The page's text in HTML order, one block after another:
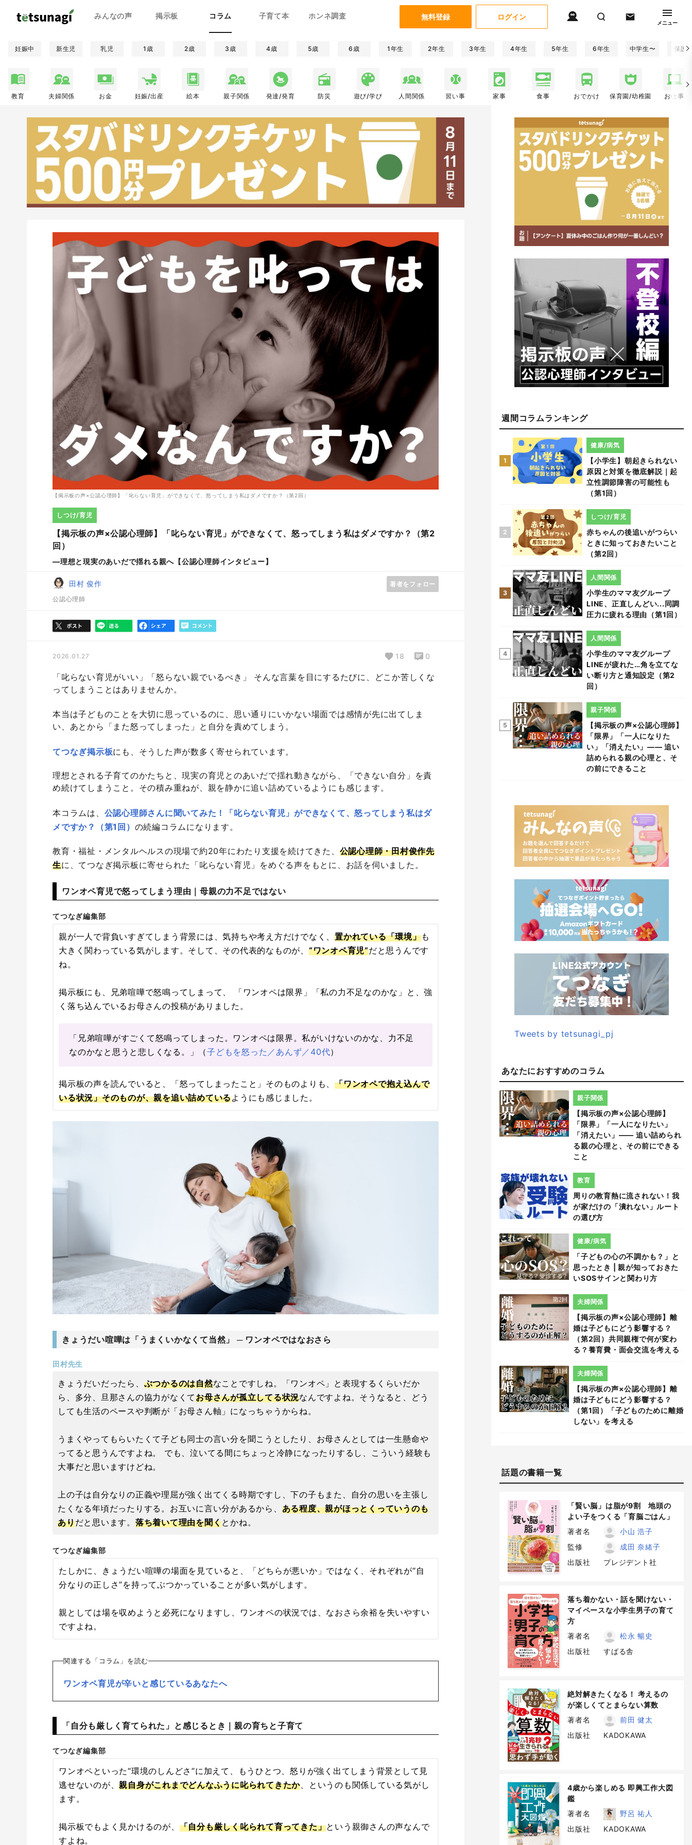
みんなの声 掲示板 コラム 子育て本 ホンネ調査 無料登録 ログイン
メニュー
妊娠中 新生児 乳児 1歳 2歳 3歳 4歳 5歳 6歳 1年生 2年生 3年生 4年生 5年生 6年生 中学生〜 保護
教育 夫婦関係 お金 妊娠/出産 絵本 親子関係 発達/発育 防災 遊び/学び 人間関係 習い事 家事 食事 おでかけ 保育園/幼稚園 お仕事
【掲示板の声×公認心理師】「叱らない育児」ができなくて、怒ってしまう私はダメですか？（第2
回）
―理想と現実のあいだで揺れる親へ【公認心理師インタビュー】
しつけ/育児
田村 俊作
著者をフォロー
公認心理師
【掲示板の声×公認心理師】「叱らない育児」ができなくて、怒ってしまう私はダメですか？（第2回）
2026.01.27 18 0
「叱らない育児がいい」「怒らない親でいるべき」 そんな言葉を目にするたびに、どこか苦しくな
ってしまうことはありませんか。
本当は子どものことを大切に思っているのに、思い通りにいかない場面では感情が先に出てしま
い、あとから「また怒ってしまった」と自分を責めてしまう。
てつなぎ掲示板にも、そうした声が数多く寄せられています。
理想とされる子育てのかたちと、現実の育児とのあいだで揺れ動きながら、「できない自分」を責
め続けてしまうこと。その積み重ねが、親を静かに追い詰めているようにも感じます。
本コラムは、 公認心理師さんに聞いてみた！「叱らない育児」ができなくて、怒ってしまう私はダ
メですか？（第1回） の続編コラムになります。
教育・福祉・メンタルヘルスの現場で約20年にわたり支援を続けてきた、 公認心理師・田村俊作先
生に、てつなぎ掲示板に寄せられた「叱らない育児」をめぐる声をもとに、お話を伺いました。
ワンオペ育児で怒ってしまう理由｜母親の力不足ではない
てつなぎ編集部
親が一人で背負いすぎてしまう背景には、気持ちや考え方だけでなく、 置かれている「環境」も
大きく関わっている気がします。そして、その代表的なものが、 “ワンオペ育児”だと思うんです
ね。
掲示板にも、兄弟喧嘩で怒鳴ってしまって、 「ワンオペは限界」「私の力不足なのかな」と、強
く落ち込んでいるお母さんの投稿がありました。
「兄弟喧嘩がすごくて怒鳴ってしまった。ワンオペは限界。私がいけないのかな、力不足
なのかなと思うと悲しくなる。」（子どもを怒った／あんず／40代）
掲示板の声を読んでいると、「怒ってしまったこと」そのものよりも、 「ワンオペで抱え込んで
いる状況」そのものが、親を追い詰めているようにも感じました。
きょうだい喧嘩は「うまくいかなくて当然」 ─ ワンオペではなおさら
田村先生
きょうだいだったら、 ぶつかるのは自然なことですしね。「ワンオペ」と表現するくらいだか
ら、多分、旦那さんの協力がなくてお母さんが孤立してる状況なんですよね。そうなると、どう
しても生活のペースや判断が「お母さん軸」になっちゃうからね。
うまくやってもらいたくて子ども同士の言い分を聞こうとしたり、お母さんとしては一生懸命や
ってると思うんですよね。 でも、泣いてる間にちょっと冷静になったりするし、こういう経験も
大事だと思いますけどね。
上の子は自分なりの正義や理屈が強く出てくる時期ですし、下の子もまた、自分の思いを主張し
たくなる年頃だったりする。お互いに言い分があるから、 ある程度、親がほっとくっていうのも
ありだと思います。 落ち着いて理由を聞くとかね。
てつなぎ編集部
たしかに、きょうだい喧嘩の場面を見ていると、「どちらが悪いか」ではなく、それぞれが“自
分なりの正しさ”を持ってぶつかっていることが多い気がします。
親としては場を収めようと必死になりますし、ワンオペの状況では、なおさら余裕を失いやすい
ですよね。
関連する「コラム」を読む
ワンオペ育児が辛いと感じているあなたへ
「自分も厳しく育てられた」と感じるとき｜親の育ちと子育て
てつなぎ編集部
ワンオペといった“環境のしんどさ”に加えて、もうひとつ、怒りが強く出てしまう背景として見
逃せないのが、親自身がこれまでどんなふうに叱られてきたか、というのも関係している気がし
ます。
掲示板でもよく見かけるのが、 「自分も厳しく叱られて育ってきた」という親御さんの声なんで
すよね。
週間コラムランキング
1
【小学生】朝起きられない
原因と対策を徹底解説｜起
立性調節障害の可能性も
（第1回）
健康/病気
2
赤ちゃんの後追いがつらい
ときに知っておきたいこと
（第2回）
しつけ/育児
3
小学生のママ友グループ
LINE、正直しんどい...同調
圧力に疲れる理由（第1回）
人間関係
4
小学生のママ友グループ
LINEが疲れた…角を立てな
い断り方と通知設定（第2
回）
人間関係
5
【掲示板の声×公認心理師】
「限界」「一人になりた
い」「消えたい」―― 追い
詰められる親の心理と、そ
の前にできること
親子関係
Tweets by tetsunagi_pj
あなたにおすすめのコラム
【掲示板の声×公認心理師】
「限界」「一人になりたい」
「消えたい」―― 追い詰められ
る親の心理と、その前にできる
こと
親子関係
周りの教育熱に流されない！我
が家だけの「潰れない」ルート
の選び方
教育
「子どもの心の不調かも？」と
思ったとき | 親が知っておきた
いSOSサインと関わり方
健康/病気
【掲示板の声×公認心理師】離
婚は子どもにどう影響する？
（第2回）共同親権で何が変わ
る？養育費・面会交流を考える
夫婦関係
【掲示板の声×公認心理師】離
婚は子どもにどう影響する？
（第1回）「子どものために離婚
しない」を考える
夫婦関係
話題の書籍一覧
「賢い脳」は脂が9割 地頭の
よい子をつくる「育脳ごはん」
著者名
小山 浩子
監修
成田 奈緒子
出版社
プレジデント社
落ち着かない・話を聞けない・
マイペースな小学生男子の育て
方
著者名
松永 暢史
出版社
すばる舎
絶対解きたくなる！ 考えるの
が楽しくてとまらない算数
著者名
前田 健太
出版社
KADOKAWA
4歳から楽しめる 即興工作大図
鑑
著者名
野呂 祐人
出版社
KADOKAWA